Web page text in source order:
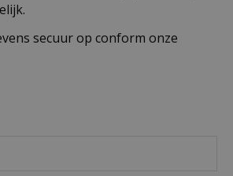
secuur op conform onze